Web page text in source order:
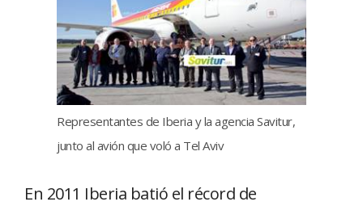
Representantes de Iberia y la agencia Savitur,
junto al avión que voló a Tel Aviv
En 2011 Iberia batió el récord de